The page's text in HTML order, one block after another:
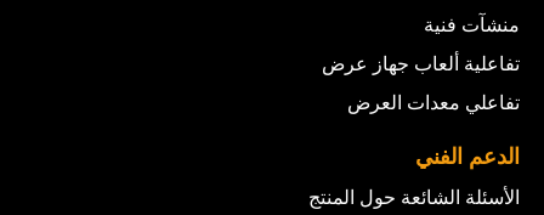
منشآت فنية
تفاعلية ألعاب جهاز عرض
تفاعلي معدات العرض
الدعم الفني
الأسئلة الشائعة حول المنتج